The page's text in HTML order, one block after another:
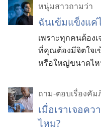
หนุ่มสาวถามว่า
ฉันเข้มแข็งแค่
เพราะทุกคนต้อง
ที่คุณต้องมีจิตใจเ
หรือใหญ่ขนาดไ
ถาม-ตอบเรื่องคัม
เมื่อเราเจอค
ไหม?